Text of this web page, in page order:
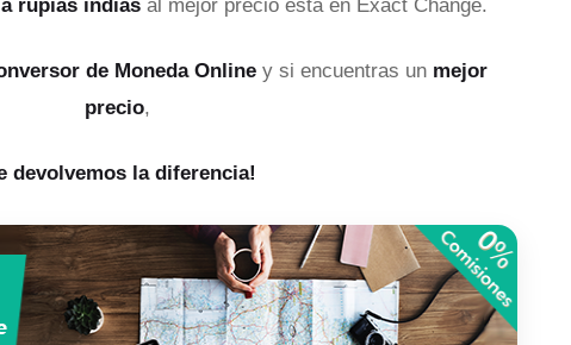
rupias indias al mejor precio está en Exact Change.
de Moneda Online y si encuentras un mejor
precio,
devolvemos la diferencia!